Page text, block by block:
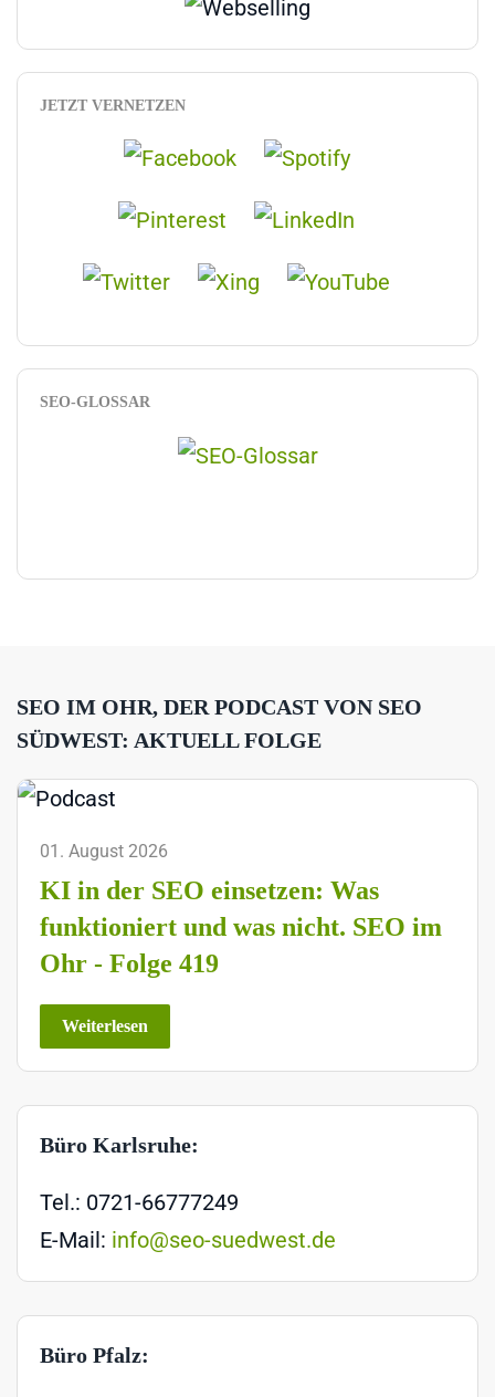
JETZT VERNETZEN
SEO-GLOSSAR
SEO IM OHR, DER PODCAST VON SEO
SÜDWEST: AKTUELL FOLGE
01. August 2026
KI in der SEO einsetzen: Was
funktioniert und was nicht. SEO im
Ohr - Folge 419
Weiterlesen
Büro Karlsruhe:
Tel.: 0721-66777249
E-Mail: info@seo-suedwest.de
Büro Pfalz: